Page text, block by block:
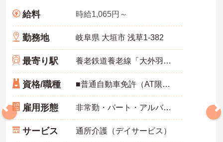
給料 時給1,065円～
勤務地 岐阜県 大垣市 浅草1-382
最寄り駅 養老鉄道養老線「大外羽駅」バス・車7分
資格/職種 ■普通自動車免許（AT限定可） ■介護職員初任者研修（ヘルパー2級）以上
雇用形態 非常勤・パート・アルバイト
サービス 通所介護（デイサービス）